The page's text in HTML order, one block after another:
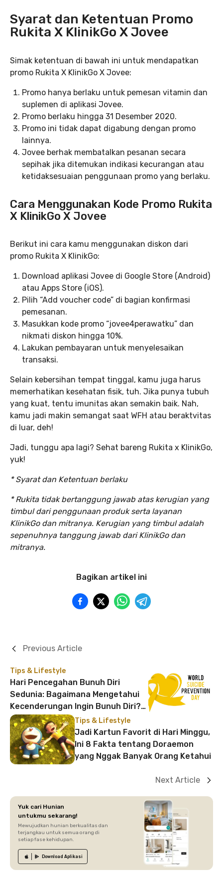
Syarat dan Ketentuan Promo
Rukita X KlinikGo X Jovee
Simak ketentuan di bawah ini untuk mendapatkan
promo Rukita X KlinikGo X Jovee:
Promo hanya berlaku untuk pemesan vitamin dan
suplemen di aplikasi Jovee.
Promo berlaku hingga 31 Desember 2020.
Promo ini tidak dapat digabung dengan promo
lainnya.
Jovee berhak membatalkan pesanan secara
sepihak jika ditemukan indikasi kecurangan atau
ketidaksesuaian penggunaan promo yang berlaku.
Cara Menggunakan Kode Promo Rukita
X KlinikGo X Jovee
Berikut ini cara kamu menggunakan diskon dari
promo Rukita X KlinikGo:
Download aplikasi Jovee di Google Store (Android)
atau Apps Store (iOS).
Pilih “Add voucher code” di bagian konfirmasi
pemesanan.
Masukkan kode promo “jovee4perawatku” dan
nikmati diskon hingga 10%.
Lakukan pembayaran untuk menyelesaikan
transaksi.
Selain kebersihan tempat tinggal, kamu juga harus
memerhatikan kesehatan fisik, tuh. Jika punya tubuh
yang kuat, tentu imunitas akan semakin baik. Nah,
kamu jadi makin semangat saat WFH atau beraktvitas
di luar, deh!
Jadi, tunggu apa lagi? Sehat bareng Rukita x KlinikGo,
yuk!
* Syarat dan Ketentuan berlaku
* Rukita tidak bertanggung jawab atas kerugian yang
timbul dari penggunaan produk serta layanan
KlinikGo dan mitranya. Kerugian yang timbul adalah
sepenuhnya tanggung jawab dari KlinikGo dan
mitranya.
Bagikan artikel ini
Tips & Lifestyle
Hari Pencegahan Bunuh Diri
Sedunia: Bagaimana Mengetahui
Kecenderungan Ingin Bunuh Diri?
Cek Cara Menanganinya!
Previous Article
Tips & Lifestyle
Jadi Kartun Favorit di Hari Minggu,
Ini 8 Fakta tentang Doraemon
yang Nggak Banyak Orang Ketahui
Next Article
Yuk cari Hunian
untukmu sekarang!
Mewujudkan hunian berkualitas dan
terjangkau untuk semua orang di
setiap fase kehidupan.
Download Aplikasi